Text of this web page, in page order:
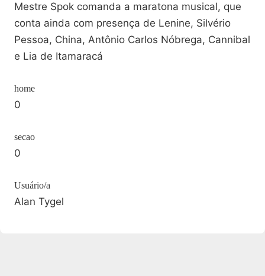
Mestre Spok comanda a maratona musical, que
conta ainda com presença de Lenine, Silvério
Pessoa, China, Antônio Carlos Nóbrega, Cannibal
e Lia de Itamaracá
home
0
secao
0
Usuário/a
Alan Tygel